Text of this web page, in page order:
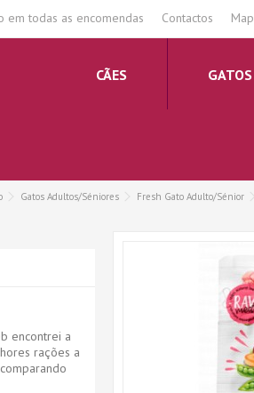
em todas as encomendas Contactos
CÃES GATOS
Gatos Adultos/Séniores Fresh Gato Adulto/Sénior
encontrei a
rações a